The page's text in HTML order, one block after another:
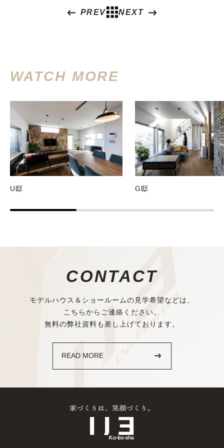
PREV NEXT
WATCH MORE
U邸 G邸
CONTACT
モデルハウス＆ショールームの見学希望などは、
こちらからご連絡ください。
無料の弊社資料も差し上げております。
READ MORE